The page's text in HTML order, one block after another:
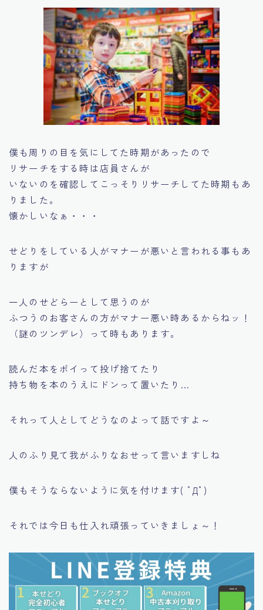
僕も周りの目を気にしてた時期があったので
リサーチをする時は店員さんが
いないのを確認してこっそりリサーチしてた時期もあ
りました。
懐かしいなぁ・・・
せどりをしている人がマナーが悪いと言われる事もあ
りますが
一人のせどらーとして思うのが
ふつうのお客さんの方がマナー悪い時あるからねッ！
（謎のツンデレ）って時もあります。
読んだ本をポイって投げ捨てたり
持ち物を本のうえにドンって置いたり…
それって人としてどうなのよって話ですよ～
人のふり見て我がふりなおせって言いますしね
僕もそうならないように気を付けます( ﾟДﾟ)
それでは今日も仕入れ頑張っていきましょ～！